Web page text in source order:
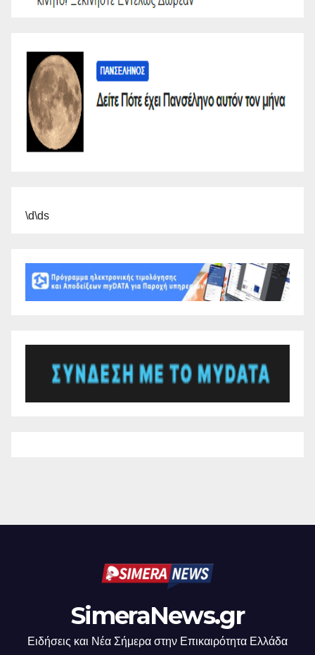
\d\ds
SimeraNews.gr
Ειδήσεις και Νέα Σήμερα στην Επικαιρότητα Ελλάδα